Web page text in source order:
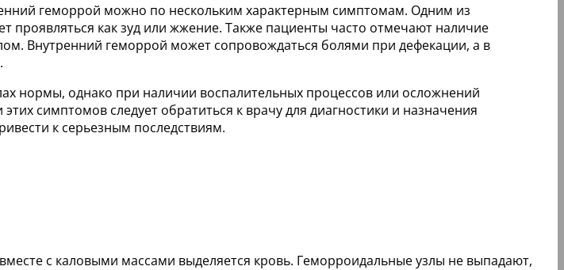
геморрой можно по нескольким характерным симптомам. Одним из
проявляться как зуд или жжение. Также пациенты часто отмечают наличие
Внутренний геморрой может сопровождаться болями при дефекации, а в
нормы, однако при наличии воспалительных процессов или осложнений
симптомов следует обратиться к врачу для диагностики и назначения
к серьезным последствиям.
с каловыми массами выделяется кровь. Геморроидальные узлы не выпадают,